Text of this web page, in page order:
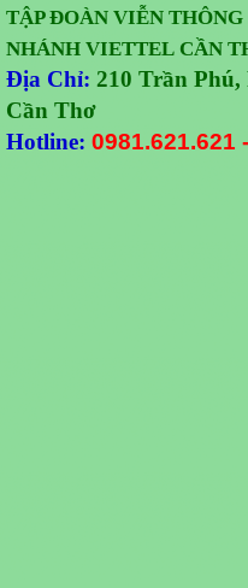
TẬP ĐOÀN VIỄN THÔNG
NHÁNH VIETTEL CẦN
Địa Chỉ: 210 Trần
Cần Thơ
Hotline: 0981.621.621 -